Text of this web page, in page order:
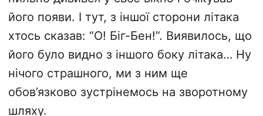
його появи. І тут, з іншої сторони літака
хтось сказав: “О! Біг-Бен!”. Виявилось, що
його було видно з іншого боку літака… Ну
нічого страшного, ми з ним ще
обов’язково зустрінемось на зворотному
шляху.